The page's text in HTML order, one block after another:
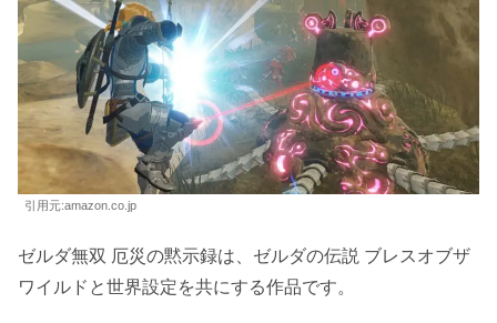
ゼルダの伝説 ブレス オブ ザ ワイルド – Switch
ゼルダの伝説 ブレス オブ ザ ワイルド 公式サイト
ゼルダ無双 厄災の黙示録